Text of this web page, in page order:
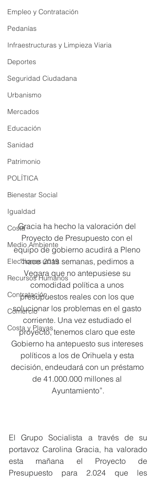
Empleo y Contratación
Pedanías
Infraestructuras y Limpieza Viaria
Deportes
Seguridad Ciudadana
Urbanismo
Mercados
Educación
Sanidad
Patrimonio
POLÍTICA
Bienestar Social
Igualdad
Costa
Medio Ambiente
Elecciones 2019
Recursos Humanos
Contratación
Comercio
Costa y Playas
Gracia ha hecho la valoración del
Proyecto de Presupuesto con el
equipo de gobierno acudirá a Pleno
“hace unas semanas, pedimos a
Vegara que no antepusiese su
comodidad política a unos
presupuestos reales con los que
solucionar los problemas en el gasto
corriente. Una vez estudiado el
proyecto, tenemos claro que este
Gobierno ha antepuesto sus intereses
políticos a los de Orihuela y esta
decisión, endeudará con un préstamo
de 41.000.000 millones al
Ayuntamiento”.
El Grupo Socialista a través de su
portavoz Carolina Gracia, ha valorado
esta mañana el Proyecto de
Presupuesto para 2.024 que les